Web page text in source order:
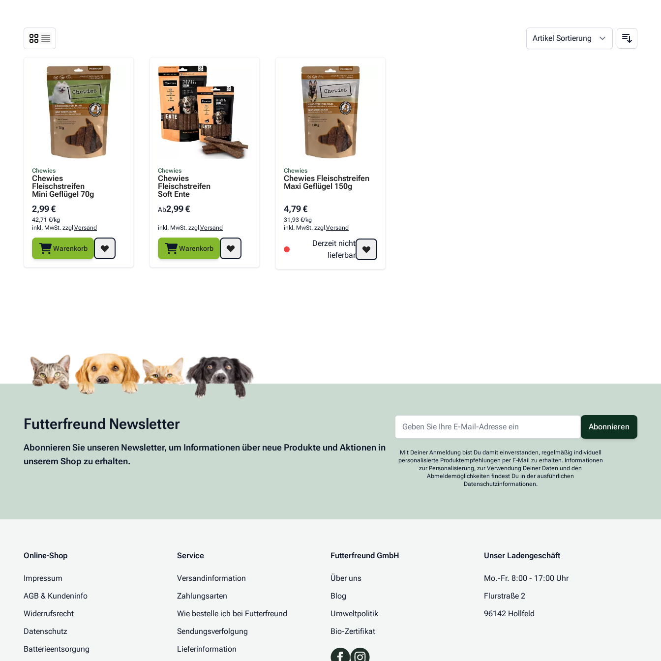
Chewies
Chewies
Fleischstreifen
Mini Geflügel 70g
2,99 €
42,71 €/kg
inkl. MwSt. zzgl.Versand
Warenkorb
Chewies
Chewies
Fleischstreifen
Soft Ente
Ab2,99 €
inkl. MwSt. zzgl.Versand
Warenkorb
Chewies
Chewies Fleischstreifen
Maxi Geflügel 150g
4,79 €
31,93 €/kg
inkl. MwSt. zzgl.Versand
Derzeit nicht
lieferbar
Futterfreund Newsletter
Abonnieren Sie unseren Newsletter, um Informationen über neue Produkte und Aktionen in
unserem Shop zu erhalten.
Abonnieren
Mit Deiner Anmeldung bist Du damit einverstanden, regelmäßig individuell
personalisierte Produktempfehlungen per E-Mail zu erhalten. Informationen
zur Personalisierung, zur Verwendung Deiner Daten und den
Abmeldemöglichkeiten findest Du in der ausführlichen
Datenschutzinformationen.
Online-Shop
Impressum
AGB & Kundeninfo
Widerrufsrecht
Datenschutz
Batterieentsorgung
Service
Versandinformation
Zahlungsarten
Wie bestelle ich bei Futterfreund
Sendungsverfolgung
Lieferinformation
Futterfreund GmbH
Über uns
Blog
Umweltpolitik
Bio-Zertifikat
Unser Ladengeschäft
Mo.-Fr. 8:00 - 17:00 Uhr
Flurstraße 2
96142 Hollfeld